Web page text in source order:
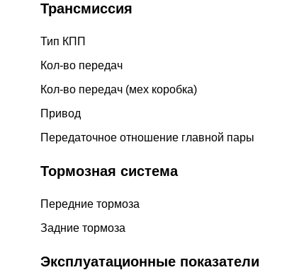
Трансмиссия
Тип КПП
Кол-во передач
Кол-во передач (мех коробка)
Привод
Передаточное отношение главной пары
Тормозная система
Передние тормоза
Задние тормоза
Эксплуатационные показатели